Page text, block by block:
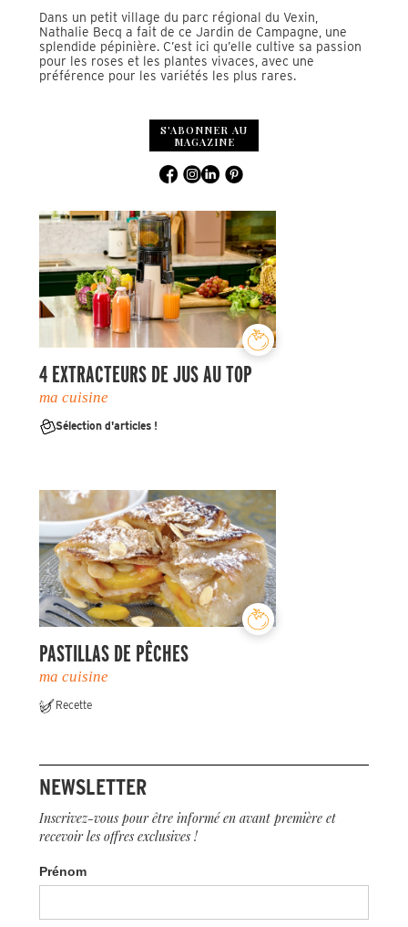
Dans un petit village du parc régional du Vexin,
Nathalie Becq a fait de ce Jardin de Campagne, une
splendide pépinière. C’est ici qu’elle cultive sa passion
pour les roses et les plantes vivaces, avec une
préférence pour les variétés les plus rares.
S'ABONNER AU
MAGAZINE
4 EXTRACTEURS DE JUS AU TOP
ma cuisine
Sélection d'articles !
PASTILLAS DE PÊCHES
ma cuisine
Recette
NEWSLETTER
Inscrivez-vous pour être informé en avant première et
recevoir les offres exclusives !
Prénom